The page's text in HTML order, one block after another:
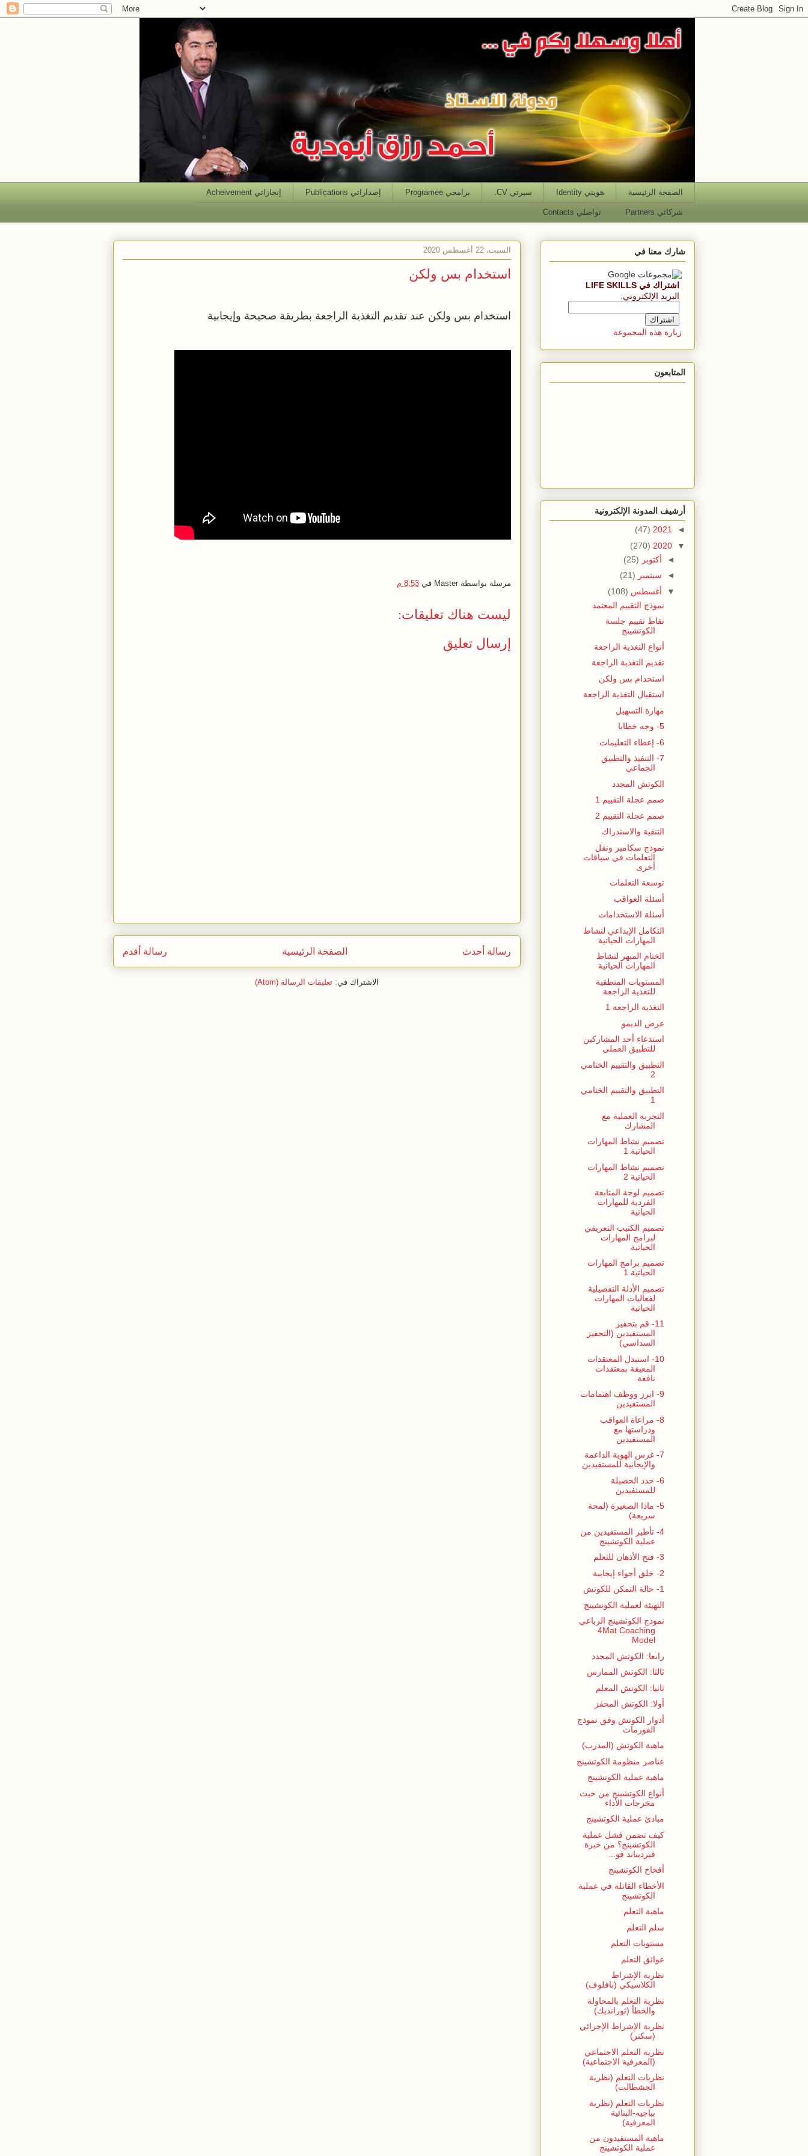
الصفحة الرئيسية هويتي Identity سيرتي CV. برامجي Programee إصداراتي Publications إنجازاتي Acheivement
شركائي Partners تواصلي Contacts
السبت، 22 أغسطس 2020
استخدام بس ولكن
استخدام بس ولكن عند تقديم التغذية الراجعة بطريقة صحيحة وإيجابية
مرسلة بواسطة Master في 8:53 م
ليست هناك تعليقات:
إرسال تعليق
رسالة أحدث رسالة أقدم الصفحة الرئيسية
الاشتراك في: تعليقات الرسالة (Atom)
شارك معنا في
اشتراك في LIFE SKILLS
البريد الإلكتروني:
زيارة هذه المجموعة
المتابعون
أرشيف المدونة الإلكترونية
◄
2021
(47)
▼
2020
(270)
◄ أكتوبر (25)
◄ سبتمبر (21)
▼ أغسطس (108)
نموذج التقييم المعتمد
نقاط تقييم جلسة
الكوتشينج
أنواع التغذية الراجعة
تقديم التغذية الراجعة
استخدام بس ولكن
استقبال التغذية الراجعة
مهارة التسهيل
5- وجه خطابا
6- إعطاء التعليمات
7- التنفيذ والتطبيق
الجماعي
الكوتش المجدد
صمم عجلة التقييم 1
صمم عجلة التقييم 2
التنقية والاستدراك
نموذج سكامبر ونقل
التعلمات في سياقات
أخرى
توسعة التعلمات
أسئلة العواقب
أسئلة الاستخدامات
التكامل الإبداعي لنشاط
المهارات الحياتية
الختام المبهر لنشاط
المهارات الحياتية
المستويات المنطقية
للتغذية الراجعة
التغذية الراجعة 1
عرض الديمو
استدعاء أحد المشاركين
للتطبيق العملي
التطبيق والتقييم الختامي
2
التطبيق والتقييم الختامي
1
التجربة العملية مع
المشارك
تصميم نشاط المهارات
الحياتية 1
تصميم نشاط المهارات
الحياتية 2
تصميم لوحة المتابعة
الفردية للمهارات
الحياتية
تصميم الكتيب التعريفي
لبرامج المهارات
الحياتية
تصميم برامج المهارات
الحياتية 1
تصميم الأدلة التفصيلية
لفعاليات المهارات
الحياتية
11- قم بتحفيز
المستفيدين (التحفيز
السداسي)
10- استبدل المعتقدات
المعيقة بمعتقدات
نافعة
9- ابرز ووظف اهتمامات
المستفيدين
8- مراعاة العواقب
ودراستها مع
المستفيدين
7- غرس الهوية الداعمة
والإيجابية للمستفيدين
6- حدد الحصيلة
للمستفيدين
5- ماذا الصغيرة (لمحة
سريعة)
4- تأطير المستفيدين من
عملية الكوتشينج
3- فتح الأذهان للتعلم
2- خلق أجواء إيجابية
1- حالة التمكن للكوتش
التهيئة لعملية الكوتشينج
نموذج الكوتشينج الرباعي
4Mat Coaching
Model
رابعا: الكوتش المجدد
ثالثا: الكوتش الممارس
ثانيا: الكوتش المعلم
أولا: الكوتش المحفز
أدوار الكوتش وفق نموذج
الفورمات
ماهية الكوتش (المدرب)
عناصر منظومة الكوتشينج
ماهية عملية الكوتشينج
أنواع الكوتشينج من حيث
مخرجات الأداء
مبادئ عملية الكوتشينج
كيف تضمن فشل عملية
الكوتشينج؟ من خبرة
فيرديناند فو...
أفخاخ الكوتشينج
الأخطاء القاتلة في عملية
الكوتشينج
ماهية التعلم
سلم التعلم
مستويات التعلم
عوائق التعلم
نظرية الإشراط
الكلاسيكي (بافلوف)
نظرية التعلم بالمحاولة
والخطأ (ثورانديك)
نظرية الإشراط الإجرائي
(سكنر)
نظرية التعلم الاجتماعي
(المعرفية الاجتماعية)
نظريات التعلم (نظرية
الجشطالت)
نظريات التعلم (نظرية
بياجيه-البنائية
المعرفية)
ماهية المستفيدون من
عملية الكوتشينج